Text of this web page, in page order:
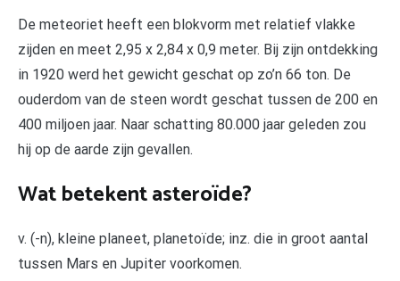
De meteoriet heeft een blokvorm met relatief vlakke
zijden en meet 2,95 x 2,84 x 0,9 meter. Bij zijn ontdekking
in 1920 werd het gewicht geschat op zo’n 66 ton. De
ouderdom van de steen wordt geschat tussen de 200 en
400 miljoen jaar. Naar schatting 80.000 jaar geleden zou
hij op de aarde zijn gevallen.
Wat betekent asteroïde?
v. (-n), kleine planeet, planetoïde; inz. die in groot aantal
tussen Mars en Jupiter voorkomen.